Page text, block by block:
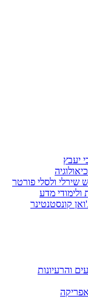
יעבץ
ולסלי פורטר
ולימודי מדע
קונסטנטינר
והרעיונות